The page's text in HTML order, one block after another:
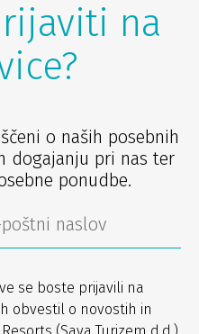
na
o naših posebnih
pri nas ter
ponudbe.
se boste prijavili na
obvestil o novostih in